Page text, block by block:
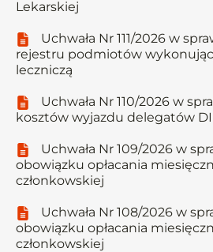
Lekarskiej
Uchwała Nr 111/2026 w
rejestru podmiotów
leczniczą
Uchwała Nr 110/2026 w
kosztów wyjazdu delegatów
Uchwała Nr 109/2026 w
obowiązku opłacania
członkowskiej
Uchwała Nr 108/2026 w
obowiązku opłacania
członkowskiej